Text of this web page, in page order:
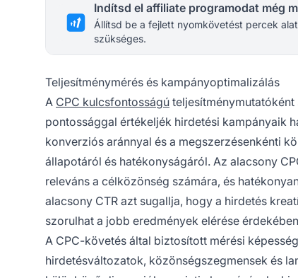
Indítsd el affiliate programodat még
Állítsd be a fejlett nyomkövetést percek
szükséges.
Teljesítménymérés és kampányoptimalizálás
A CPC kulcsfontosságú
pontossággal értékeljék hirdetési kampányaik
konverziós aránnyal és a megszerzésenkénti
állapotáról és hatékonyságáról. Az alacsony
releváns a célközönség számára, és
alacsony CTR azt sugallja, hogy a hirdetés
szorulhat a jobb eredmények elérése
A CPC-követés által biztosított mérési
hirdetésváltozatok, közönségszegmensek és